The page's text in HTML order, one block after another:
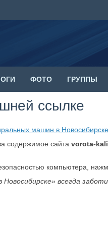
ФОТО ГРУППЫ
ссылке
машин в Новосибирске
содержимое сайта vorota-
компьютера,
всегда